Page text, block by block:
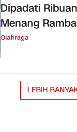
Dipadati
Menang
Olahraga
LEBIH